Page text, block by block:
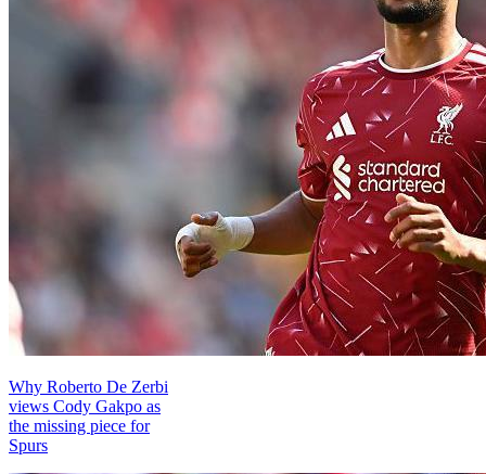
Why Roberto De Zerbi
views Cody Gakpo as
the missing piece for
Spurs